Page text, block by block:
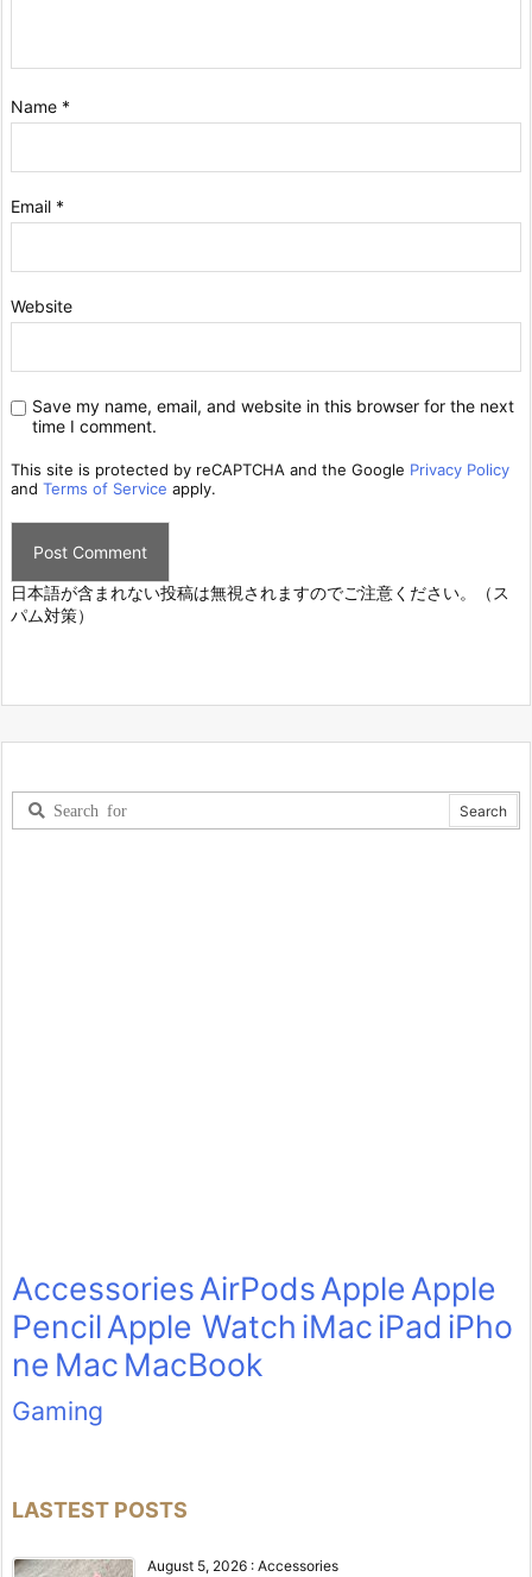
Name *
Email *
Website
Save my name, email, and website in this browser for the next
time I comment.
This site is protected by reCAPTCHA and the Google Privacy Policy
and Terms of Service apply.
日本語が含まれない投稿は無視されますのでご注意ください。（ス
パム対策）
AccessoriesAirPodsAppleApple
PencilApple Watch iMaciPad iPho
ne Mac MacBook
Gaming
LASTEST POSTS
August 5, 2026 : Accessories